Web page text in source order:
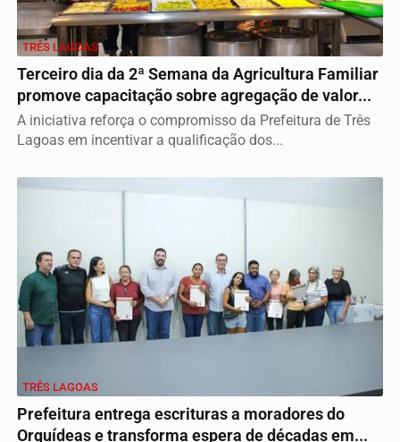
TRÊS LAGOAS
Terceiro dia da 2ª Semana da Agricultura Familiar
promove capacitação sobre agregação de valor...
A iniciativa reforça o compromisso da Prefeitura de Três
Lagoas em incentivar a qualificação dos...
TRÊS LAGOAS
Prefeitura entrega escrituras a moradores do
Orquídeas e transforma espera de décadas em...